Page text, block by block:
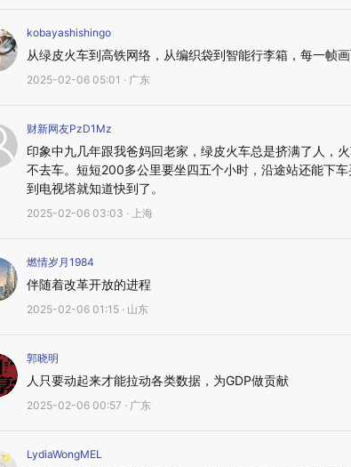
kobayashishingo
从绿皮火车到高铁网络，从编织袋到智能行李箱，每一帧
2025-02-06 05:01 · 广东
财新网友PzD1Mz
印象中九几年跟我爸妈回老家，绿皮火车总是挤满了人，
不去车。短短200多公里要坐四五个小时，沿途站还能下
到电视塔就知道快到了。
2025-02-06 03:03 · 上海
燃情岁月1984
伴随着改革开放的进程
2025-02-06 01:15 · 山东
郭晓明
人只要动起来才能拉动各类数据，为GDP做贡献
2025-02-06 00:57 · 广东
LydiaWongMEL